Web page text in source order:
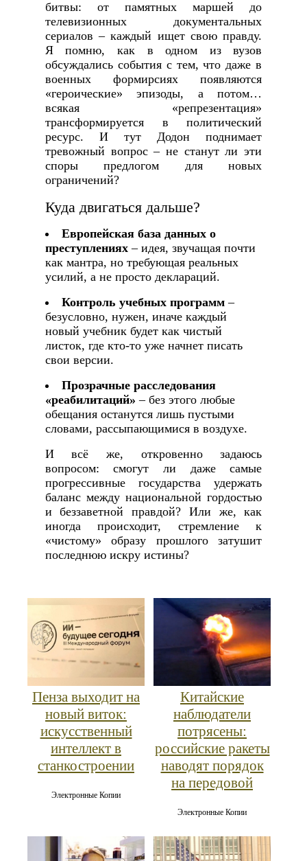
битвы: от памятных маршей до
телевизионных документальных
сериалов – каждый ищет свою правду.
Я помню, как в одном из вузов
обсуждались события с тем, что даже в
военных формирсиях появляются
«героические» эпизоды, а потом…
всякая «репрезентация»
трансформируется в политический
ресурс. И тут Додон поднимает
тревожный вопрос – не станут ли эти
споры предлогом для новых
ограничений?
Куда двигаться дальше?
Европейская база данных о
преступлениях– идея, звучащая почти
как мантра, но требующая реальных
усилий, а не просто деклараций.
Контроль учебных программ–
безусловно, нужен, иначе каждый
новый учебник будет как чистый
листок, где кто‑то уже начнет писать
свои версии.
Прозрачные расследования
«реабилитаций» – без этого любые
обещания останутся лишь пустыми
словами, рассыпающимися в воздухе.
И всё же, откровенно задаюсь
вопросом: смогут ли даже самые
прогрессивные государства удержать
баланс между национальной гордостью
и беззаветной правдой? Или же, как
иногда происходит, стремление к
«чистому» образу прошлого затушит
последнюю искру истины?
Пенза выходит на
новый виток:
искусственный
интеллект в
станкостроении
Электронные Копии
Китайские
наблюдатели
потрясены:
российские ракеты
наводят порядок
на передовой
Электронные Копии